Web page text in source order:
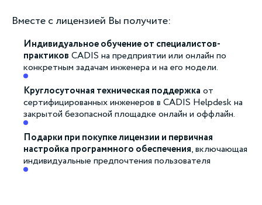
Вместе с лицензией Вы получите:
Индивидуальное обучение от специалистов-
практиков CADIS на предприятии или онлайн по
конкретным задачам инженера и на его модели.
Круглосуточная техническая поддержка от
сертифицированных инженеров в CADIS Helpdesk на
закрытой безопасной площадке онлайн и оффлайн.
Подарки при покупке лицензии и первичная
настройка программного обеспечения, включающая
индивидуальные предпочтения пользователя